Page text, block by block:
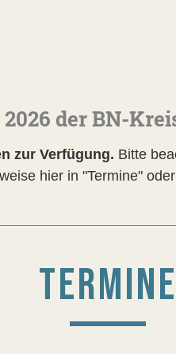
der BN-
zur Verfügung. Bitte
hier in "Termine"
TERMINE